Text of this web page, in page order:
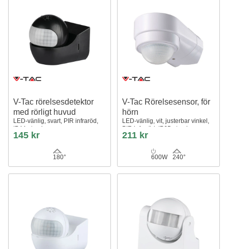
V-Tac rörelsesdetektor
med rörligt huvud
LED-vänlig, svart, PIR infraröd,
IP44 utomhus
145 kr
180°
V-Tac Rörelsesensor, för
hörn
LED-vänlig, vit, justerbar vinkel,
PIR infraröd, IP65 utomhus
211 kr
600W 240°